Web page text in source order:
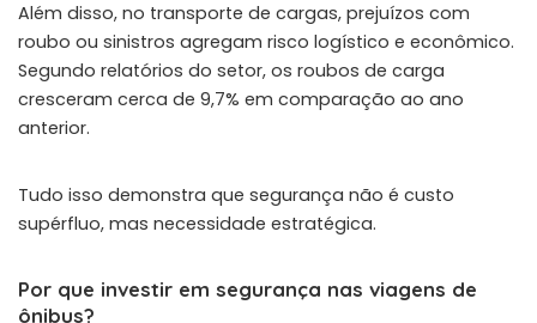
Além disso, no transporte de cargas, prejuízos com
roubo ou sinistros agregam risco logístico e econômico.
Segundo relatórios do setor, os roubos de carga
cresceram cerca de 9,7% em comparação ao ano
anterior.
Tudo isso demonstra que segurança não é custo
supérfluo, mas necessidade estratégica.
Por que investir em segurança nas viagens de
ônibus?